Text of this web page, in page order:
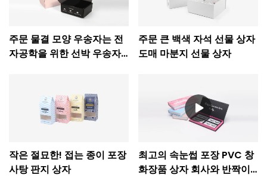
주문 물결 모양 우송자는 전
자공학을 위한 선박 우송자
주문 큰 백색 자석 선물 상자
도매 마분지 선물 상자
작은 절묘한! 접는 종이 포장
사탕 판지 상자
최고의 속눈썹 포장 PVC 창
화장품 상자 회사와 반짝이